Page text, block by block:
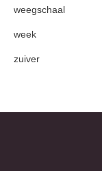
weegschaal
week
zuiver